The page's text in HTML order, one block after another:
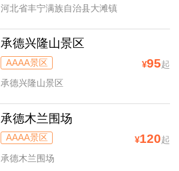
河北省丰宁满族自治县大滩镇
承德兴隆山景区
AAAA景区 ¥95起
承德兴隆山景区
承德木兰围场
AAAA景区 ¥120起
承德木兰围场